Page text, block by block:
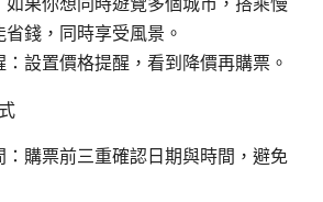
錢，同時享受風景。
設置價格提醒，看到降價再購票。
：購票前三重確認日期與時間，避免